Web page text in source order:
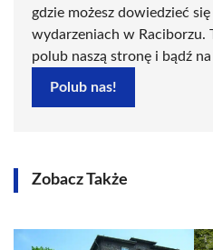
gdzie możesz dowiedzieć
wydarzeniach w Raciborzu.
polub naszą stronę i bądź
Polub nas!
Zobacz Także